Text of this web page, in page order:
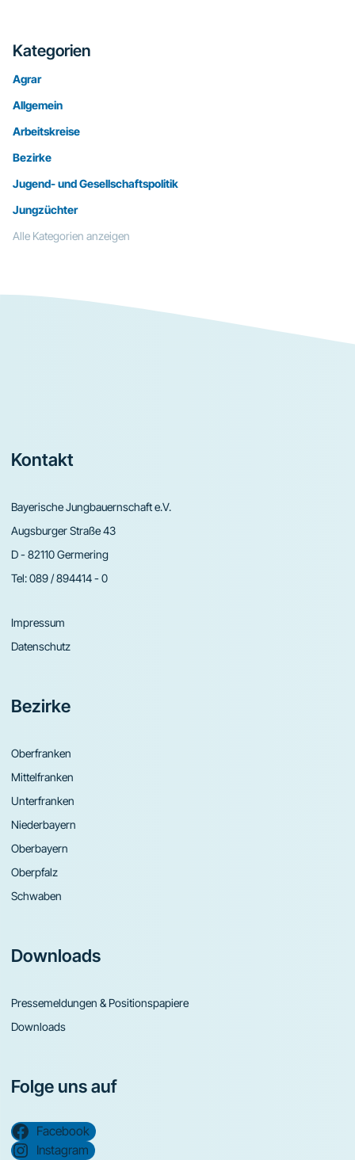
Kategorien
Agrar
Allgemein
Arbeitskreise
Bezirke
Jugend- und Gesellschaftspolitik
Jungzüchter
Alle Kategorien anzeigen
Footer
Kontakt
Bayerische Jungbauernschaft e.V.
Augsburger Straße 43
D - 82110 Germering
Tel:089 / 894414 - 0
Impressum
Datenschutz
Bezirke
Oberfranken
Mittelfranken
Unterfranken
Niederbayern
Oberbayern
Oberpfalz
Schwaben
Downloads
Pressemeldungen & Positionspapiere
Downloads
Folge uns auf
Facebook
Instagram